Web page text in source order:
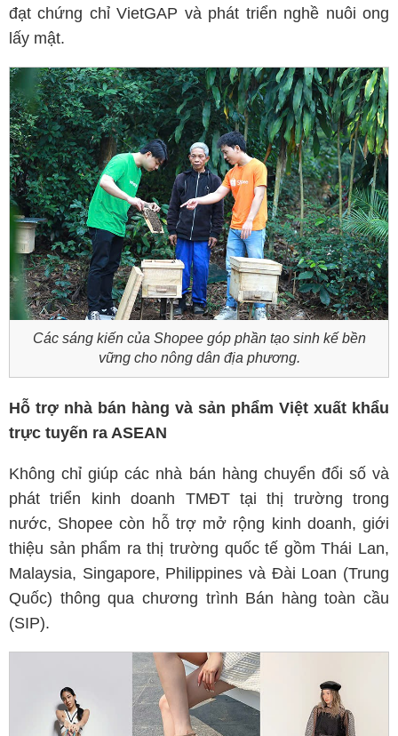
đạt chứng chỉ VietGAP và phát triển nghề nuôi ong
lấy mật.
Các sáng kiến của Shopee góp phần tạo sinh kế bền
vững cho nông dân địa phương.
Hỗ trợ nhà bán hàng và sản phẩm Việt xuất khẩu
trực tuyến ra ASEAN
Không chỉ giúp các nhà bán hàng chuyển đổi số và
phát triển kinh doanh TMĐT tại thị trường trong
nước, Shopee còn hỗ trợ mở rộng kinh doanh, giới
thiệu sản phẩm ra thị trường quốc tế gồm Thái Lan,
Malaysia, Singapore, Philippines và Đài Loan (Trung
Quốc) thông qua chương trình Bán hàng toàn cầu
(SIP).